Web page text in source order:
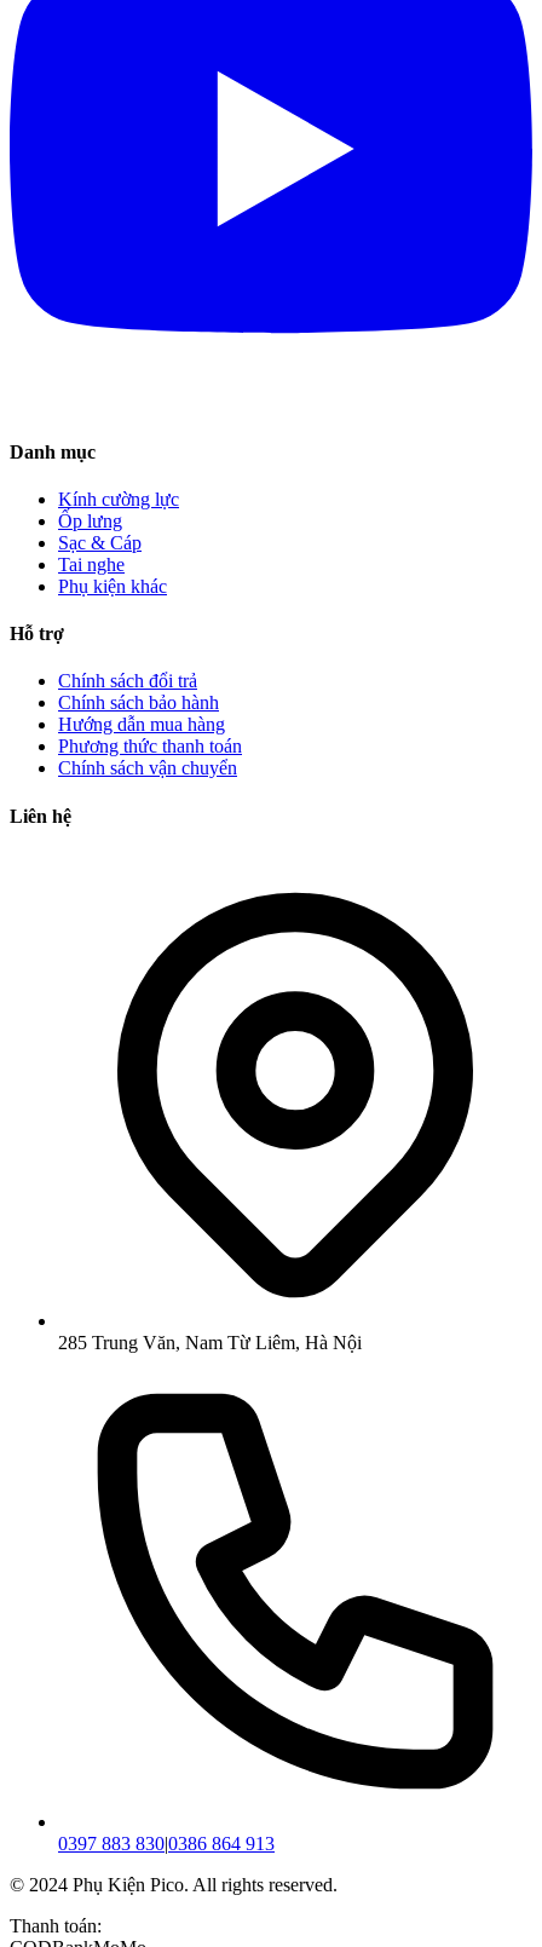
Danh mục
Kính cường lực
Ốp lưng
Sạc & Cáp
Tai nghe
Phụ kiện khác
Hỗ trợ
Chính sách đổi trả
Chính sách bảo hành
Hướng dẫn mua hàng
Phương thức thanh toán
Chính sách vận chuyển
Liên hệ
285 Trung Văn, Nam Từ Liêm, Hà Nội
0397 883 830|0386 864 913
© 2024 Phụ Kiện Pico. All rights reserved.
Thanh toán: